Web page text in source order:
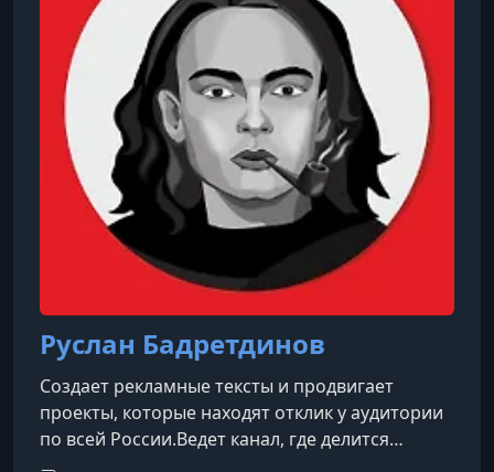
платформы, включая YouTube, где публикуе
Руслан Бадретдинов
Создает рекламные тексты и продвигает
проекты, которые находят отклик у аудитории
по всей России.Ведет канал, где делится
знаниями о Telegram, рекламе и тонкостях